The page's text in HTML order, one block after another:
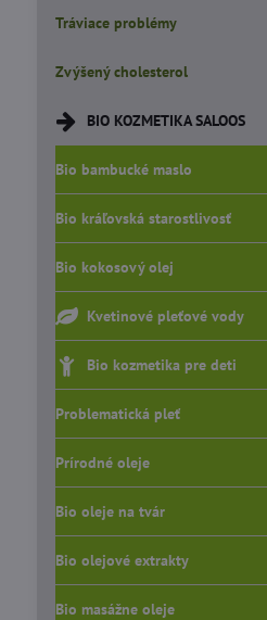
Tráviace problémy
Zvýšený cholesterol
BIO KOZMETIKA SALOOS
Bio bambucké maslo
Bio kráľovská starostlivosť
Bio kokosový olej
Kvetinové pleťové vody
Bio kozmetika pre deti
Problematická pleť
Prírodné oleje
Bio oleje na tvár
Bio olejové extrakty
Bio masážne oleje